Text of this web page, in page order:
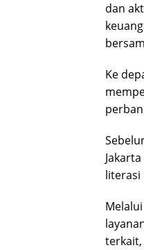
dan
Ke
literasi